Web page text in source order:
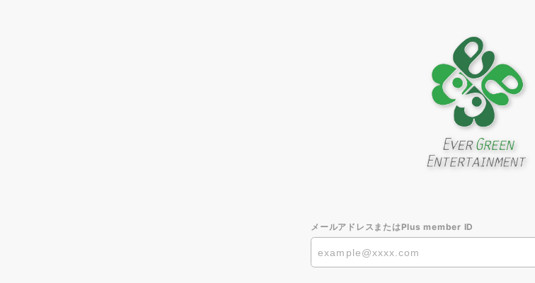
メールアドレスまたはPlus member ID